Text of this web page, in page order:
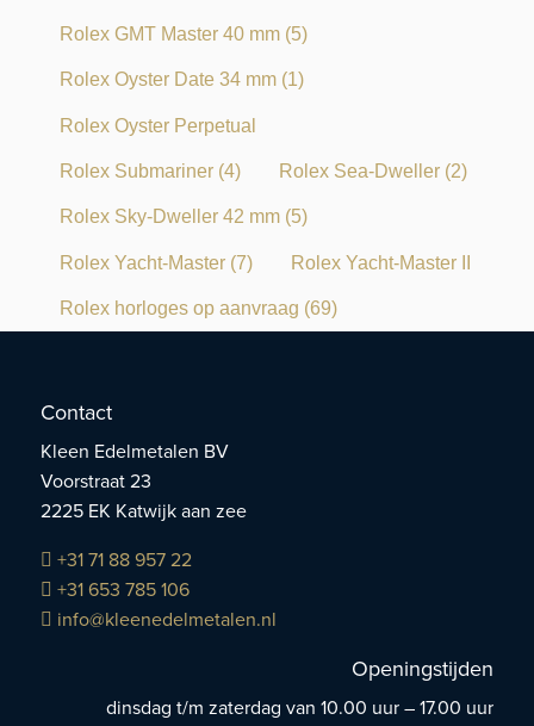
Rolex GMT Master 40 mm (5)
Rolex Oyster Date 34 mm (1)
Rolex Oyster Perpetual
Rolex Submariner (4) Rolex Sea-Dweller (2)
Rolex Sky-Dweller 42 mm (5)
Rolex Yacht-Master (7) Rolex Yacht-Master II
Rolex horloges op aanvraag (69)
Contact
Kleen Edelmetalen BV
Voorstraat 23
2225 EK Katwijk aan zee
+31 71 88 957 22
+31 653 785 106
info@kleenedelmetalen.nl
Openingstijden
dinsdag t/m zaterdag van 10.00 uur – 17.00 uur